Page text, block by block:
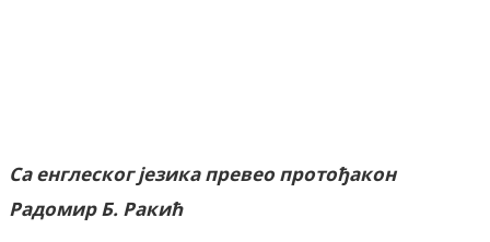
Са енглеског језика превео протођакон
Радомир Б. Ракић